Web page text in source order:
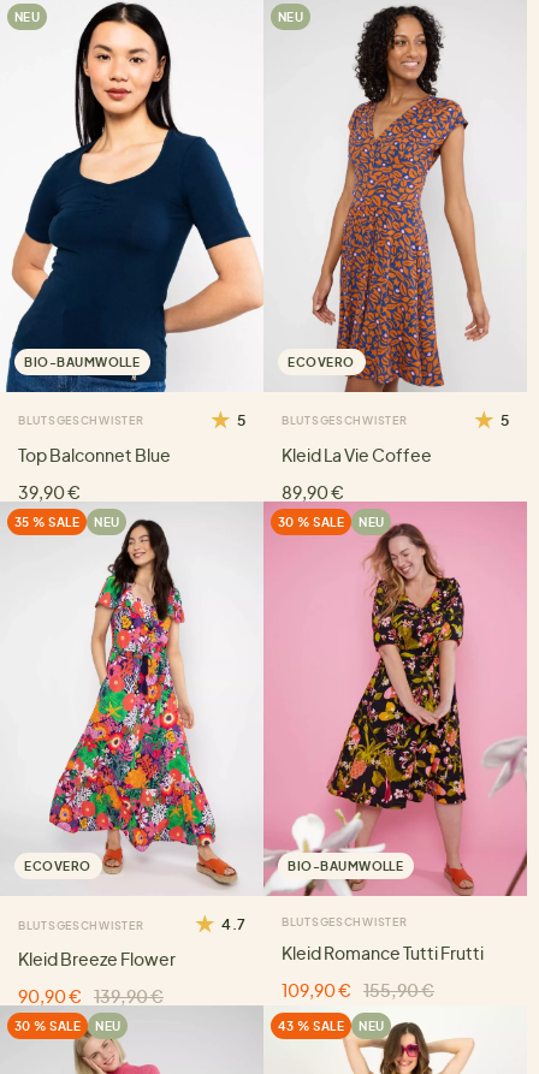
NEU
BIO-BAUMWOLLE
BLUTSGESCHWISTER 5
Top Balconnet Blue
39,90 €
NEU
ECOVERO
BLUTSGESCHWISTER 5
Kleid La Vie Coffee
89,90 €
35 % SALE NEU
ECOVERO
BLUTSGESCHWISTER 4.7
Kleid Breeze Flower
90,90 €
139,90 €
30 % SALE NEU
BIO-BAUMWOLLE
BLUTSGESCHWISTER
Kleid Romance Tutti Frutti
109,90 €
155,90 €
30 % SALE NEU 43 % SALE NEU